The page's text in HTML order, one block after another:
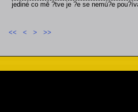
jediné co mě ?tve je ?e se nemú?e
<< < > >>